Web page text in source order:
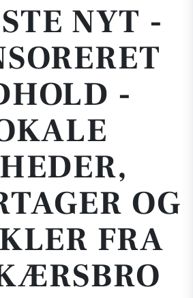
NYT -
-
OG
FRA